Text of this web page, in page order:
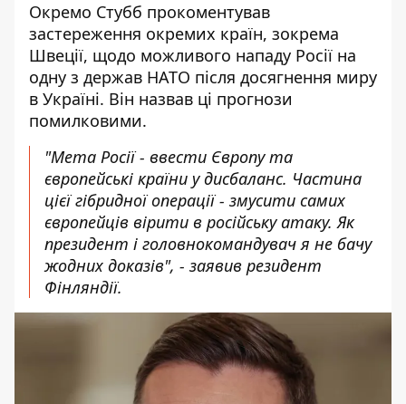
Окремо Стубб прокоментував
застереження окремих країн, зокрема
Швеції, щодо можливого нападу Росії на
одну з держав НАТО після досягнення миру
в Україні. Він назвав ці прогнози
помилковими.
"Мета Росії - ввести Європу та
європейські країни у дисбаланс. Частина
цієї гібридної операції - змусити самих
європейців вірити в російську атаку. Як
президент і головнокомандувач я не бачу
жодних доказів", - заявив резидент
Фінляндії.